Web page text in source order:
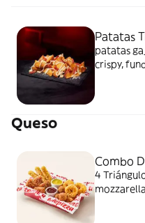
Patatas
patatas
crispy,
Queso
Combo
4